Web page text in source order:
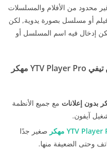
محدود من الأفلام والمسلسلات
أو مسلسل بصورة يدوية, لكن
إدخال فيه اسم المسلسل أو
مميزات تحميل تطبيق مشغل ياسين تيفي YTV Player Pro مهكر
بدون إعلانات مع جميع الأنظمة
آيفون.
صغير جدًا
وحتى الضعيفة منها.